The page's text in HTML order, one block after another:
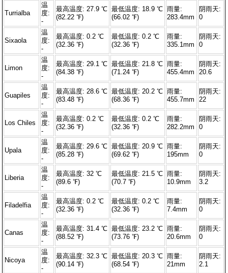
Turrialba
温
度:
-
最高温度: 27.9 ℃
(82.22 ℉)
最低温度: 18.9 ℃
(66.02 ℉)
雨量:
283.4mm
阴雨天:
0
Sixaola
温
度:
-
最高温度: 0.2 ℃
(32.36 ℉)
最低温度: 0.2 ℃
(32.36 ℉)
雨量:
335.1mm
阴雨天:
0
Limon
温
度:
-
最高温度: 29.1 ℃
(84.38 ℉)
最低温度: 21.8 ℃
(71.24 ℉)
雨量:
455.4mm
阴雨天:
20.6
Guapiles
温
度:
-
最高温度: 28.6 ℃
(83.48 ℉)
最低温度: 20.2 ℃
(68.36 ℉)
雨量:
455.7mm
阴雨天:
22
Los Chiles
温
度:
-
最高温度: 0.2 ℃
(32.36 ℉)
最低温度: 0.2 ℃
(32.36 ℉)
雨量:
282.2mm
阴雨天:
0
Upala
温
度:
-
最高温度: 29.6 ℃
(85.28 ℉)
最低温度: 20.9 ℃
(69.62 ℉)
雨量:
195mm
阴雨天:
0
Liberia
温
度:
-
最高温度: 32 ℃
(89.6 ℉)
最低温度: 21.5 ℃
(70.7 ℉)
雨量:
10.9mm
阴雨天:
3.2
Filadelfia
温
度:
-
最高温度: 0.2 ℃
(32.36 ℉)
最低温度: 0.2 ℃
(32.36 ℉)
雨量:
7.4mm
阴雨天:
0
Canas
温
度:
-
最高温度: 31.4 ℃
(88.52 ℉)
最低温度: 23.2 ℃
(73.76 ℉)
雨量:
20.6mm
阴雨天:
0
Nicoya
温
度:
-
最高温度: 32.3 ℃
(90.14 ℉)
最低温度: 20.3 ℃
(68.54 ℉)
雨量:
21mm
阴雨天:
2.1